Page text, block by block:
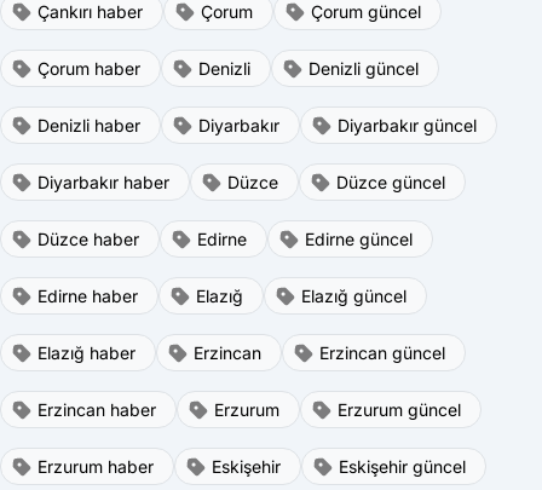
Çankırı haber Çorum Çorum güncel
Çorum haber Denizli Denizli güncel
Denizli haber Diyarbakır Diyarbakır güncel
Diyarbakır haber Düzce Düzce güncel
Düzce haber Edirne Edirne güncel
Edirne haber Elazığ Elazığ güncel
Elazığ haber Erzincan Erzincan güncel
Erzincan haber Erzurum Erzurum güncel
Erzurum haber Eskişehir Eskişehir güncel